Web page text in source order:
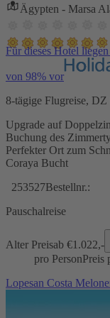
Ägypten - Marsa
Für dieses Hotel
von 98% vor
8-tägige Flugreise,
Upgrade auf
Buchung des
Perfekter Ort zum
Coraya Bucht
253527Bestellnr.:
Pauschalreise
Alter Preisab €1.022,-
pro PersonPreis
Lopesan Costa